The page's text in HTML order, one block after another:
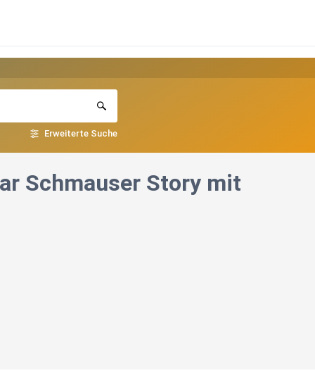
Erweiterte Suche
Schmauser Story mit